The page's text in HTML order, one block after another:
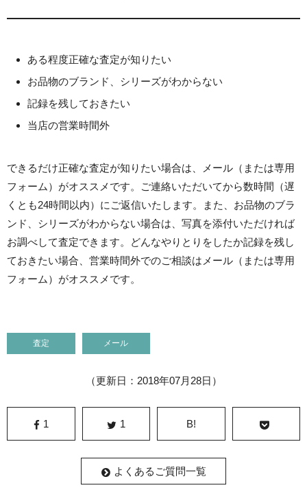
ある程度正確な査定が知りたい
お品物のブランド、シリーズがわからない
記録を残しておきたい
当店の営業時間外
できるだけ正確な査定が知りたい場合は、メール（または専用
フォーム）がオススメです。ご連絡いただいてから数時間（遅
くとも24時間以内）にご返信いたします。また、お品物のブラ
ンド、シリーズがわからない場合は、写真を添付いただければ
お調べして査定できます。どんなやりとりをしたか記録を残し
ておきたい場合、営業時間外でのご相談はメール（または専用
フォーム）がオススメです。
査定 メール
（更新日：2018年07月28日）
1 1 B!
よくあるご質問一覧